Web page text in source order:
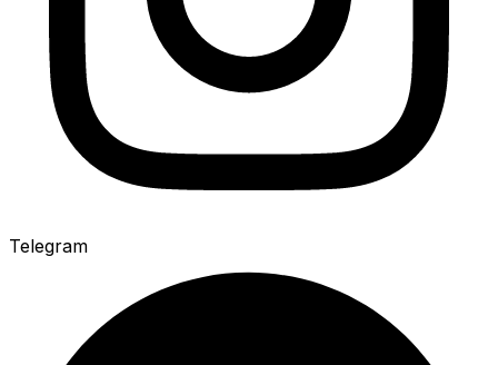
Telegram